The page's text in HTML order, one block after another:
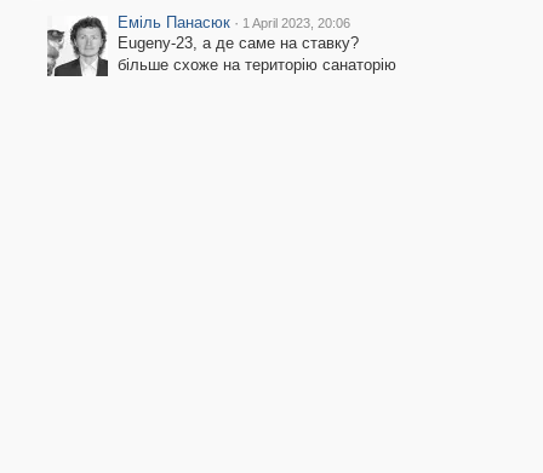
Еміль Панасюк · 1 April 2023, 20:06
Eugeny-23, а де саме на ставку?
більше схоже на територію санаторію